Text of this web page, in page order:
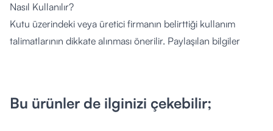
Nasıl Kullanılır?
Kutu üzerindeki veya üretici firmanın belirttiği kullanım
talimatlarının dikkate alınması önerilir. Paylaşılan bilgiler
önerilir.
Bu ürünler de ilginizi çekebilir;